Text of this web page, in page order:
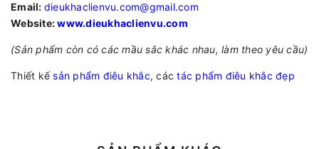
Email: dieukhaclienvu.com@gmail.com
Website:www.dieukhaclienvu.com
(Sản phẩm còn có các mầu sắc khác nhau, làm theo yêu cầu)
Thiết kếsản phẩm điêu khắc, cáctác phẩm điêu khắc đẹp